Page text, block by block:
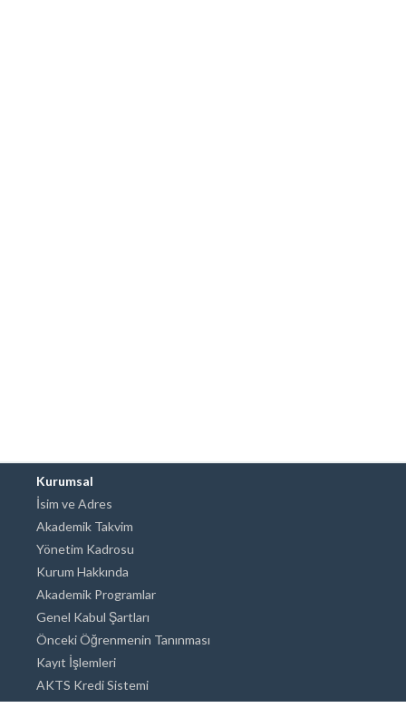
Kurumsal
İsim ve Adres
Akademik Takvim
Yönetim Kadrosu
Kurum Hakkında
Akademik Programlar
Genel Kabul Şartları
Önceki Öğrenmenin Tanınması
Kayıt İşlemleri
AKTS Kredi Sistemi